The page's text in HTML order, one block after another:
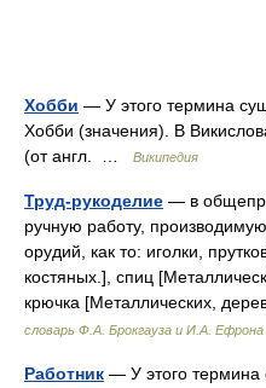
Хобби — У этого термина
Хобби (значения). В
(от англ. …
Википедия
Труд-рукоделие — в
ручную работу,
орудий, как то: иголки,
костяных.], спиц
крючка [Металлических,
словарь Ф.А. Брокгауза и И.А. Ефрона
Работник — У этого термина